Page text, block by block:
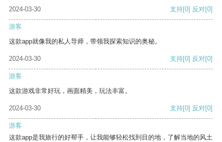
2024-03-30 支持[0] 反对[0]
游客
这款app就像我的私人导师，带领我探索知识的奥秘。
2024-03-30 支持[0] 反对[0]
游客
这款游戏非常好玩，画面精美，玩法丰富。
2024-03-30 支持[0] 反对[0]
游客
这款app是我旅行的好帮手，让我能够轻松找到目的地，了解当地的风土